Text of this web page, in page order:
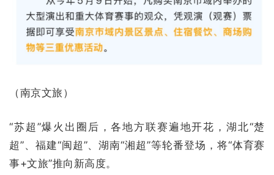
（南京文旅）
“苏超”爆火出圈后，各地方联赛遍地开花，湖北“楚
超”、福建“闽超”、湖南“湘超”等轮番登场，将“体育赛
事+文旅”推向新高度。